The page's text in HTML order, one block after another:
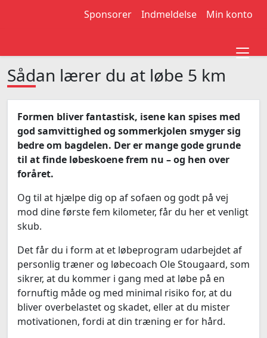
Sponsorer Indmeldelse Min konto
Sådan lærer du at løbe 5 km
Formen bliver fantastisk, isene kan spises med
god samvittighed og sommerkjolen smyger sig
bedre om bagdelen. Der er mange gode grunde
til at finde løbeskoene frem nu – og hen over
foråret.
Og til at hjælpe dig op af sofaen og godt på vej
mod dine første fem kilometer, får du her et venligt
skub.
Det får du i form at et løbeprogram udarbejdet af
personlig træner og løbecoach Ole Stougaard, som
sikrer, at du kommer i gang med at løbe på en
fornuftig måde og med minimal risiko for, at du
bliver overbelastet og skadet, eller at du mister
motivationen, fordi at din træning er for hård.